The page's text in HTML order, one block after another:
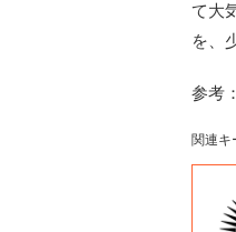
て大
を、
参考：
関連キ